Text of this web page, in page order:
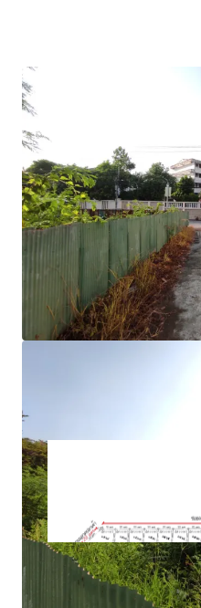
Land Area : 5-0-36 Rai or
Frontage :
road
approximately 262m.
1.9 k.m. from MRTA Lat
Suitable for housing
Land Tenure : Freehold